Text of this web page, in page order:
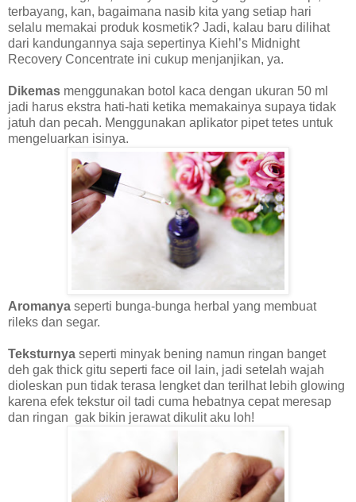
terbayang, kan, bagaimana nasib kita yang setiap hari
selalu memakai produk kosmetik? Jadi, kalau baru dilihat
dari kandungannya saja sepertinya Kiehl’s Midnight
Recovery Concentrate ini cukup menjanjikan, ya.
Dikemas menggunakan botol kaca dengan ukuran 50 ml
jadi harus ekstra hati-hati ketika memakainya supaya tidak
jatuh dan pecah. Menggunakan aplikator pipet tetes untuk
mengeluarkan isinya.
Aromanya seperti bunga-bunga herbal yang membuat
rileks dan segar.
Teksturnya seperti minyak bening namun ringan banget
deh gak thick gitu seperti face oil lain, jadi setelah wajah
dioleskan pun tidak terasa lengket dan terilhat lebih glowing
karena efek tekstur oil tadi cuma hebatnya cepat meresap
dan ringan gak bikin jerawat dikulit aku loh!